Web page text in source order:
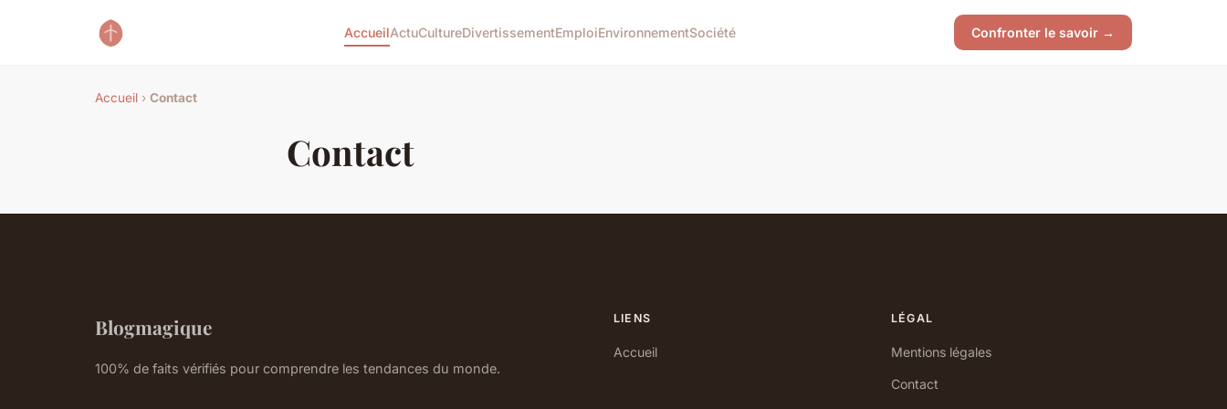
AccueilActuCultureDivertissementEmploiEnvironnementSociété Confronter le savoir →
Accueil › Contact
Contact
Blogmagique
100% de faits vérifiés pour comprendre les tendances du monde.
LIENS
Accueil
LÉGAL
Mentions légales
Contact